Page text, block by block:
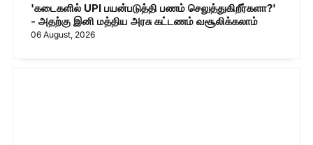
'கடைகளில் UPI பயன்படுத்தி பணம் செலுத்துகிறீர்களா?'
- அதற்கு இனி மத்திய அரசு கட்டணம் வசூலிக்கலாம்
06 August, 2026